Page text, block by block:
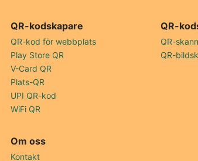
QR-kodskapare
QR-kod för webbplats
Play Store QR
V-Card QR
Plats-QR
UPI QR-kod
WiFi QR
QR-
QR-
QR-
Om oss
Kontakt